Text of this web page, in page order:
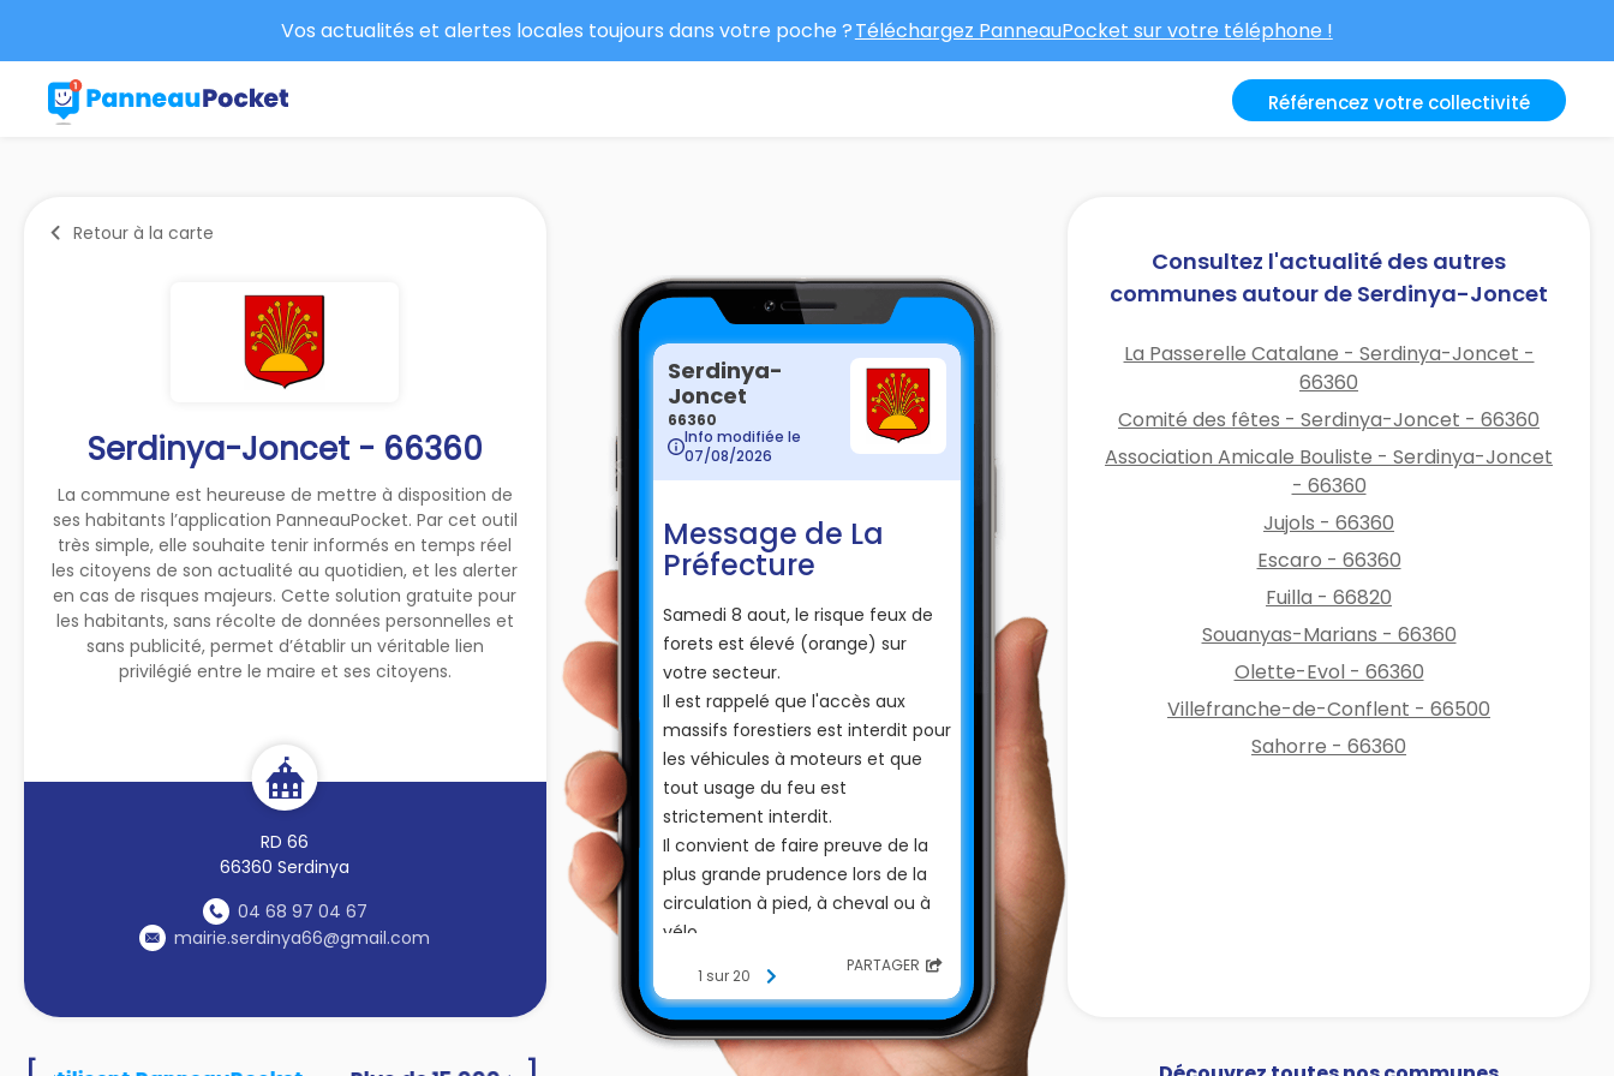
Vos actualités et alertes locales toujours dans votre poche ?Téléchargez PanneauPocket sur votre téléphone !
Référencez votre collectivité
Retour à la carte
Serdinya-Joncet - 66360
La commune est heureuse de mettre à disposition de
ses habitants l’application PanneauPocket. Par cet outil
très simple, elle souhaite tenir informés en temps réel
les citoyens de son actualité au quotidien, et les alerter
en cas de risques majeurs. Cette solution gratuite pour
les habitants, sans récolte de données personnelles et
sans publicité, permet d’établir un véritable lien
privilégié entre le maire et ses citoyens.
RD 66
66360 Serdinya
04 68 97 04 67
mairie.serdinya66@gmail.com
Serdinya-
Joncet
66360
Info modifiée le
07/08/2026
Message de La
Préfecture
Samedi 8 aout, le risque feux de
forets est élevé (orange) sur
votre secteur.
Il est rappelé que l'accès aux
massifs forestiers est interdit pour
les véhicules à moteurs et que
tout usage du feu est
strictement interdit.
Il convient de faire preuve de la
plus grande prudence lors de la
circulation à pied, à cheval ou à
vélo.
1 sur 20 PARTAGER
Consultez l'actualité des autres
communes autour de Serdinya-Joncet
La Passerelle Catalane - Serdinya-Joncet -
66360
Comité des fêtes - Serdinya-Joncet - 66360
Association Amicale Bouliste - Serdinya-Joncet
- 66360
Jujols - 66360
Escaro - 66360
Fuilla - 66820
Souanyas-Marians - 66360
Olette-Evol - 66360
Villefranche-de-Conflent - 66500
Sahorre - 66360